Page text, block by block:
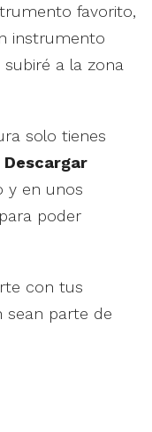
favorito,
instrumento
a la zona
solo tienes
Descargar
y en unos
poder
con tus
sean parte de